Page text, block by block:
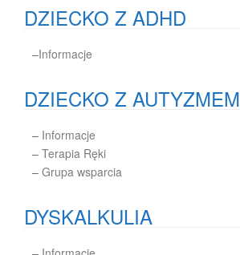
DZIECKO Z ADHD
–Informacje
DZIECKO Z AUTYZMEM
– Informacje
– Terapia Ręki
– Grupa wsparcia
DYSKALKULIA